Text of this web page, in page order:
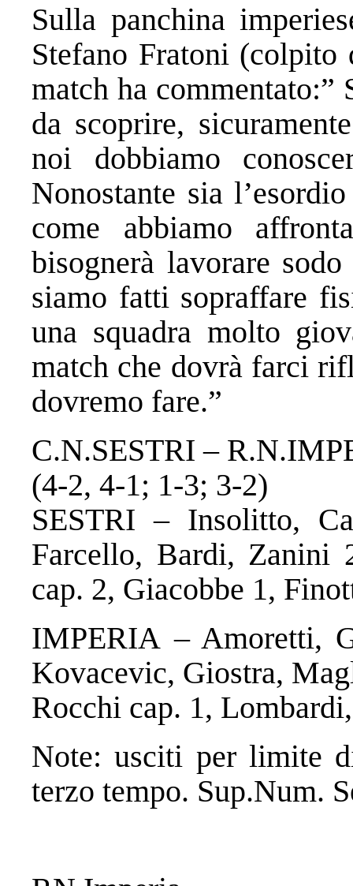
Sulla panchina
Stefano Fratoni
match ha commentato:”
da scoprire,
noi dobbiamo
Nonostante sia
come abbiamo
bisognerà lavorare
siamo fatti sopraffare
una squadra molto
match che dovrà farci
dovremo fare.”
C.N.SESTRI –
(4-2, 4-1; 1-3; 3-2)
SESTRI – Insolitto,
Farcello, Bardi, Zanini
cap. 2, Giacobbe 1,
IMPERIA – Amoretti,
Kovacevic, Giostra,
Rocchi cap. 1,
Note: usciti per limite
terzo tempo. Sup.Num.